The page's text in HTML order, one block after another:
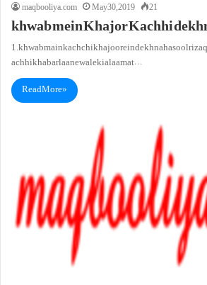
maqbooliya.com May 30, 2019 21
khwab mein Khajor Kachhi
1. khwab main kachchi khajoorein dekhna hasool
achhi khabar laane wale ki alaamat…
Read More »